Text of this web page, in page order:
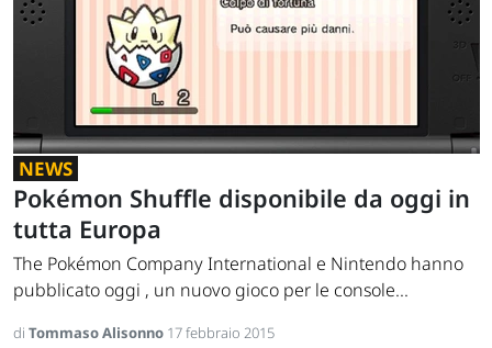
NEWS
Pokémon Shuffle disponibile da oggi in
tutta Europa
The Pokémon Company International e Nintendo hanno
pubblicato oggi , un nuovo gioco per le console...
di Tommaso Alisonno 17 febbraio 2015